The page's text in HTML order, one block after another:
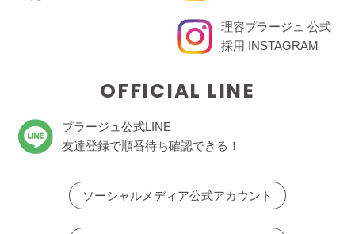
理容プラージュ 公式
採用 INSTAGRAM
OFFICIAL LINE
プラージュ公式LINE
友達登録で順番待ち確認できる！
ソーシャルメディア公式アカウント